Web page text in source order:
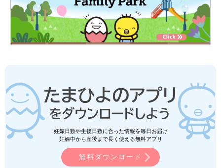
す。
たまひよの「出産体験談」をもっと読みたい人はこちら
妊娠日数や生後日数に合った情報を毎日お届け
妊娠中から産後まで長く使える無料アプリ
無料ダウンロード